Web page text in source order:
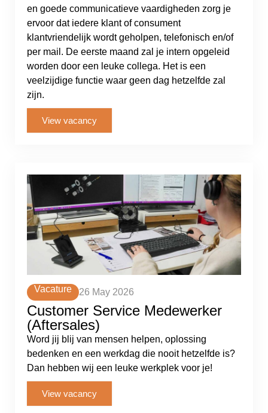
en goede communicatieve vaardigheden zorg je
ervoor dat iedere klant of consument
klantvriendelijk wordt geholpen, telefonisch en/of
per mail. De eerste maand zal je intern opgeleid
worden door een leuke collega. Het is een
veelzijdige functie waar geen dag hetzelfde zal
zijn.
View vacancy
Vacature 26 May 2026
Customer Service Medewerker
(Aftersales)
Word jij blij van mensen helpen, oplossing
bedenken en een werkdag die nooit hetzelfde is?
Dan hebben wij een leuke werkplek voor je!
View vacancy